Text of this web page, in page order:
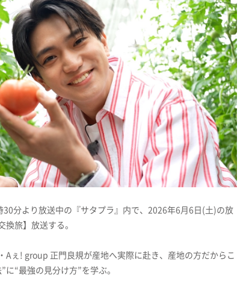
分より放送中の『サタプラ』内で、2026年6月6日(土)の放
旅】放送する。
Aぇ! group 正門良規が産地へ実際に赴き、産地の方だからこ
“最強の見分け方”を学ぶ。